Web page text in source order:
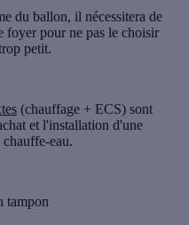
du ballon, il nécessitera de
foyer pour ne pas le choisir
petit.
(chauffage + ECS) sont
et l'installation d'une
eau.
tampon